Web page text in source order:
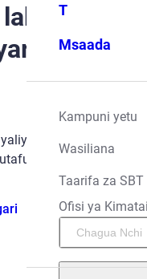
T
Msaada
Kampuni yetu
Wasiliana
Taarifa za SBT
Ofisi ya
gari
kwa kutumia